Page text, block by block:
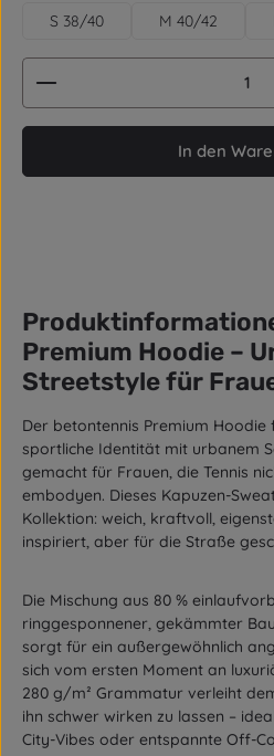
S 38/40 M 40/42
Produkt Anzahl: Gib
In den
Premium Hoodie –
Streetstyle für
Der betontennis Premium Hoodie
sportliche Identität mit urbanem
gemacht für Frauen, die Tennis
embodyen. Dieses Kapuzen-
Kollektion: weich, kraftvoll,
inspiriert, aber für die Straße
Die Mischung aus 80 %
ringgesponnener, gekämmter
sorgt für ein außergewöhnlich
sich vom ersten Moment an
280 g/m² Grammatur verleiht
ihn schwer wirken zu lassen –
City-Vibes oder entspannte Off-